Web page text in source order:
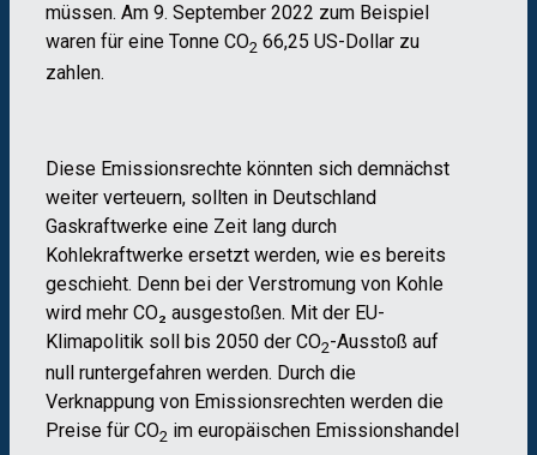
müssen. Am 9. September 2022 zum Beispiel
waren für eine Tonne CO2 66,25 US-Dollar zu
zahlen.
Diese Emissionsrechte könnten sich demnächst
weiter verteuern, sollten in Deutschland
Gaskraftwerke eine Zeit lang durch
Kohlekraftwerke ersetzt werden, wie es bereits
geschieht. Denn bei der Verstromung von Kohle
wird mehr CO₂ ausgestoßen. Mit der EU-
Klimapolitik soll bis 2050 der CO2-Ausstoß auf
null runtergefahren werden. Durch die
Verknappung von Emissionsrechten werden die
Preise für CO2 im europäischen Emissionshandel